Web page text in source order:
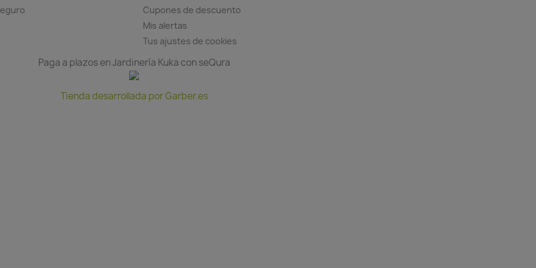
Cupones de descuento
Mis alertas
Tus ajustes de cookies
Paga a plazos en Jardinería Kuka con seQura
Tienda desarrollada por Garber.es